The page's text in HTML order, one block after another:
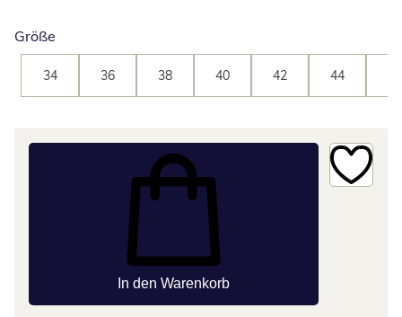
Größe
34 36 38 40 42 44
In den Warenkorb